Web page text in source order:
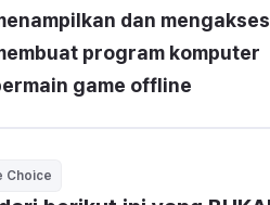
dan
program komputer
game offline
Choice